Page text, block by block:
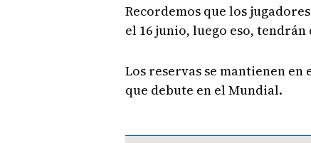
Recordemos que los
el 16 junio, luego eso,
Los reservas se mantienen
que debute en el Mundial.